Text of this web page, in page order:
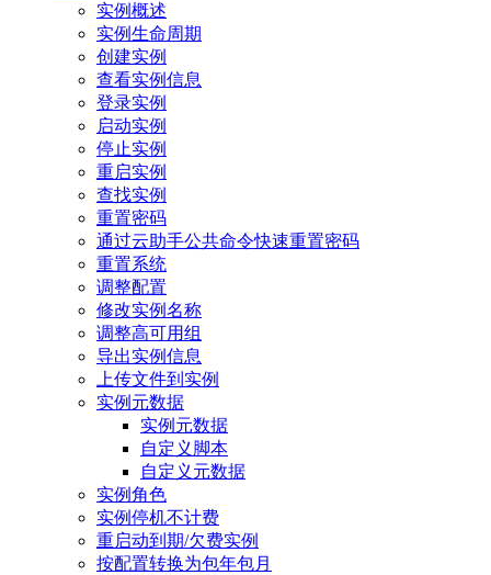
实例概述
实例生命周期
创建实例
查看实例信息
登录实例
启动实例
停止实例
重启实例
查找实例
重置密码
通过云助手公共命令快速重置密码
重置系统
调整配置
修改实例名称
调整高可用组
导出实例信息
上传文件到实例
实例元数据
实例元数据
自定义脚本
自定义元数据
实例角色
实例停机不计费
重启动到期/欠费实例
按配置转换为包年包月